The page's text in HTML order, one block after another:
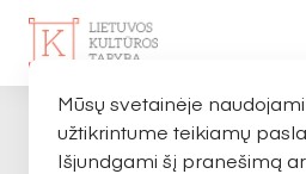
PAGRINDINISORGANIZACIJOMS
Mūsų svetainėje
užtikrintume teikiamų
Išjundgami šį pranešimą